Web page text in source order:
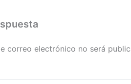
correo electrónico no será